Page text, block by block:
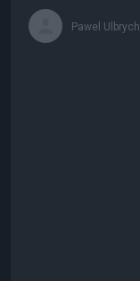
Pawel Ulbrych